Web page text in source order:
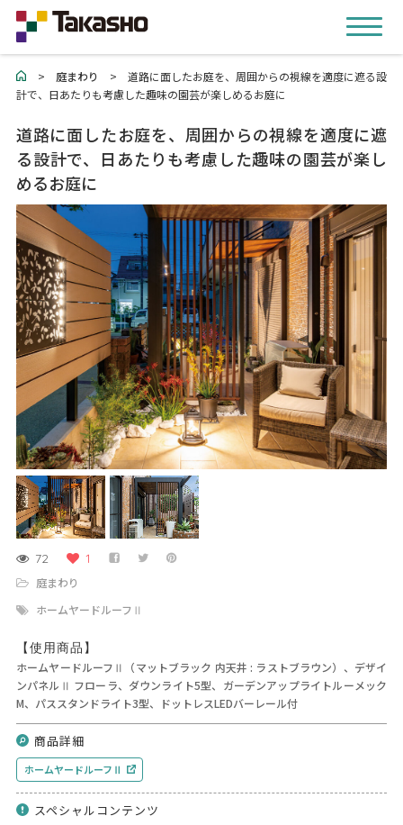
> 庭まわり > 道路に面したお庭を、周囲からの視線を適度に遮る設
計で、日あたりも考慮した趣味の園芸が楽しめるお庭に
道路に面したお庭を、周囲からの視線を適度に遮
る設計で、日あたりも考慮した趣味の園芸が楽し
めるお庭に
72 1
庭まわり
ホームヤードルーフⅡ
【使用商品】
ホームヤードルーフⅡ（マットブラック 内天井 : ラストブラウン）、デザイ
ンパネルⅡ フローラ、ダウンライト5型、ガーデンアップライトルーメック
M、パススタンドライト3型、ドットレスLEDバーレール付
商品詳細
ホームヤードルーフⅡ
スペシャルコンテンツ